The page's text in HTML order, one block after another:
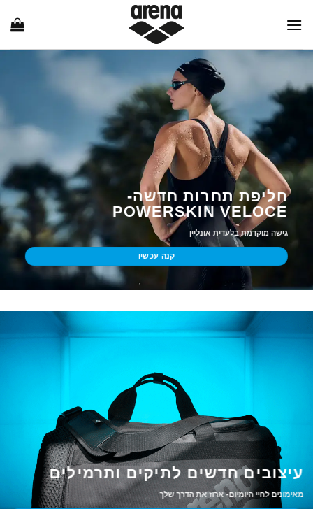
חליפת תחרות חדשה-
POWERSKIN VELOCE
גישה מוקדמת בלעדית אונליין
קנה עכשיו
עיצובים חדשים לתיקים ותרמילים
מאימונים לחיי היומיום- ארוז את הדרך שלך